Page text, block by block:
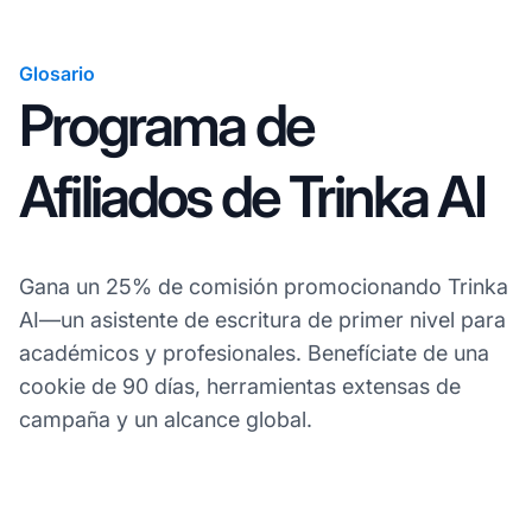
Glosario
Programa de
Afiliados de Trinka AI
Gana un 25% de comisión promocionando Trinka
AI—un asistente de escritura de primer nivel para
académicos y profesionales. Benefíciate de una
cookie de 90 días, herramientas extensas de
campaña y un alcance global.